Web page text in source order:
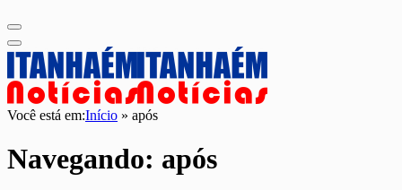
Você está em:Início » após
Navegando: após